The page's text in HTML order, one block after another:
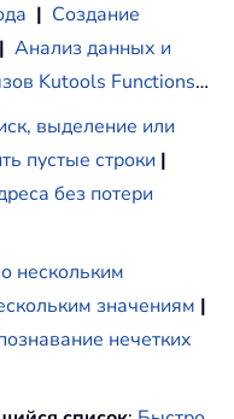
| Создание
| Анализ данных и
Kutools Functions…
выделение или
пустые строки |
без потери
нескольким
значениям |
нечетких